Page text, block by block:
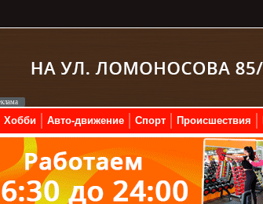
Хобби Авто-движение Спорт Происшествия